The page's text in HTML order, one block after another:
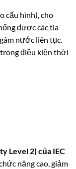
cấu hình), cho
được các tia
nước liên tục.
điều kiện thời
Level 2) của IEC
năng cao, giảm